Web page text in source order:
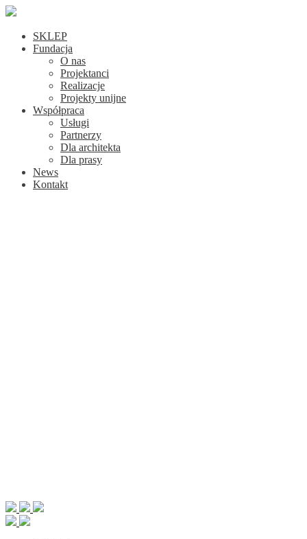
SKLEP
Fundacja
O nas
Projektanci
Realizacje
Projekty unijne
Współpraca
Usługi
Partnerzy
Dla architekta
Dla prasy
News
Kontakt